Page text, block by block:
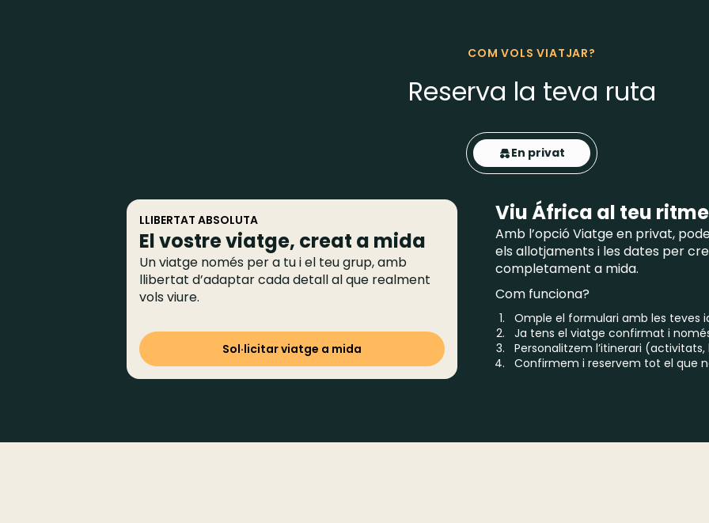
COM VOLS VIATJAR?
Reserva la teva ruta
En privat
LLIBERTAT ABSOLUTA
El vostre viatge, creat a mida
Un viatge només per a tu i el teu grup, amb
llibertat d’adaptar cada detall al que realment
vols viure.
Sol·licitar viatge a mida
Viu África al teu ritme
Amb l’opció Viatge en privat,
els allotjaments i les dates per
completament a mida.
Com funciona?
Omple el formulari amb les teves
Ja tens el viatge confirmat i
Personalitzem l’itinerari
Confirmem i reservem tot el que